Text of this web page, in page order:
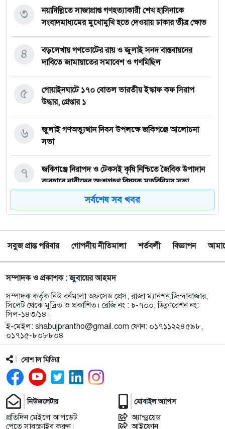
নয়াদিল্লিতে সাজাপ্রাপ্ত গণহত্যাকারী শেখ হাসিনাকে
সংবাদমাধ্যমের মুখোমুখি হতে দেওয়ায় ঢাকার তীব্র ক্ষোভ
৩
বড়লেখায় গণভোটের রায় ও জুলাই সনদ বাস্তবায়নের
দাবিতে জামায়াতের সমাবেশ ও গণমিছিল
৪
গোয়াইনঘাটে ১৭০ বোতল ভারতীয় ইস্কাফ কফ সিরাপ
উদ্ধার, গ্রেপ্তার ১
৫
জুলাই গণঅভ্যুত্থান দিবস উপলক্ষে জকিগঞ্জে আলোচনা
সভা
৬
জকিগঞ্জে নিরাপদ ও টেকসই কৃষি নিশ্চিতে জৈবিক উপাদান
ব্যবহারে নারীদের অংশগ্রহণ বিষয়ক মতবিনিময় সভা
৭
টাঙ্গুয়ার হাওর অবৈধভাবে অনুপ্রবেশের দায়ে ৬ হাউসবোটে
৮
সেপ্টেম্বর থেকে সিলেট ওসমানী বিমানবন্দরে ফের বিদেশি
ফ্লাইট চালু করছে সালামএয়ার
৯
জকিগঞ্জে প্রাইম মিনিস্টার্স গোল্ডকাপ ফুটবল টুর্নামেন্ট
উপলক্ষে প্রস্তুতিমূলক সভা
১০
যশোরের স্কুলছাত্রীকে নিয়ে সিলেটে আত্মগোপন, মাজার
গেট থেকে গ্রেফতার হবিগঞ্জের যুবক
১১
বালাউটে ফ্রি চক্ষু চিকিৎসা ক্যাম্প : প্রায় ৫ শত রোগী
পেলেন চিকিৎসাসেবা, ছানি অপারেশনের জন্য ১৬২ জন
১২
স্থানীয় উন্নয়নে দরিদ্র জনগোষ্ঠীর অংশগ্রহণ নিশ্চিতে
১৩
সর্বশেষ সব খবর
সবুজ প্রান্ত পরিবার গোপনীয় নীতিমালা শর্তবলী বিজ্ঞাপন
সম্পাদক ও প্রকাশক : জুবায়ের আহমদ
সম্পাদক কর্তৃক নিউ বর্নমালা অফসেড প্রেস, রাজা ম্যানশন,জিন্দাবাজার,
সিলেট থেকে মুদ্রিত ও প্রকাশিত। রেজি নং : চ-৭০০, ডিক্লারেশন নং:
সিল-১৪৩/১৪।
ই-মেইল: shabujprantho@gmail.com ফোন: ০১৭১১২২৪৫৯৮,
০১৭১৫-৮০৮৮০৪
সোশ্যাল মিডিয়া
নিউজলেটার
প্রতিদিন মেইলে আপডেট
পেতে সাবস্ক্রাইব করুন।
মোবাইল অ্যাপস
অ্যান্ড্রয়েড
আইফোন